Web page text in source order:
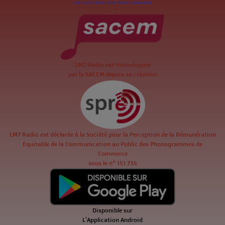
.
LM7 Radio est Homologuée
par la SACEM depuis sa création
LM7 Radio est déclarée à la Société pour la Perception de la Rémunération
Equitable de la Communication au Public des Phonogrammes de
Commerce
sous le n° 151 736
Disponible sur
L'Application Android